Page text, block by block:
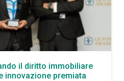
il diritto immobiliare
innovazione premiata